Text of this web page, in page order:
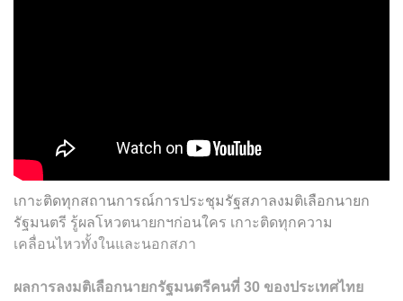
เกาะติดทุกสถานการณ์การประชุมรัฐสภาลงมติเลือกนายก
รัฐมนตรี รู้ผลโหวตนายกฯก่อนใคร เกาะติดทุกความ
เคลื่อนไหวทั้งในและนอกสภา
ผลการลงมติเลือกนายกรัฐมนตรีคนที่ 30 ของประเทศไทย